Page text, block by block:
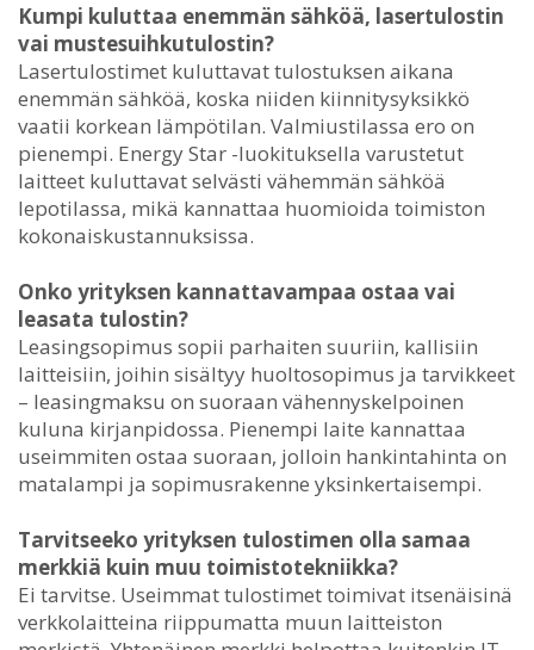
Kumpi kuluttaa enemmän sähköä, lasertulostin
vai mustesuihkutulostin?
Lasertulostimet kuluttavat tulostuksen aikana
enemmän sähköä, koska niiden kiinnitysyksikkö
vaatii korkean lämpötilan. Valmiustilassa ero on
pienempi. Energy Star -luokituksella varustetut
laitteet kuluttavat selvästi vähemmän sähköä
lepotilassa, mikä kannattaa huomioida toimiston
kokonaiskustannuksissa.
Onko yrityksen kannattavampaa ostaa vai
leasata tulostin?
Leasingsopimus sopii parhaiten suuriin, kallisiin
laitteisiin, joihin sisältyy huoltosopimus ja tarvikkeet
– leasingmaksu on suoraan vähennyskelpoinen
kuluna kirjanpidossa. Pienempi laite kannattaa
useimmiten ostaa suoraan, jolloin hankintahinta on
matalampi ja sopimusrakenne yksinkertaisempi.
Tarvitseeko yrityksen tulostimen olla samaa
merkkiä kuin muu toimistotekniikka?
Ei tarvitse. Useimmat tulostimet toimivat itsenäisinä
verkkolaitteina riippumatta muun laitteiston